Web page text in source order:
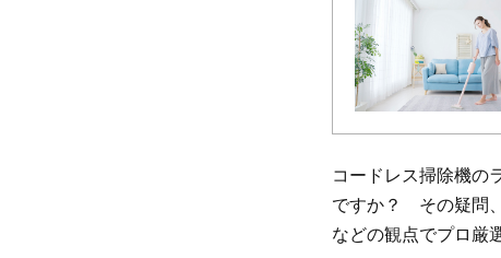
コードレス掃除機の
ですか？ その疑問
などの観点でプロ厳